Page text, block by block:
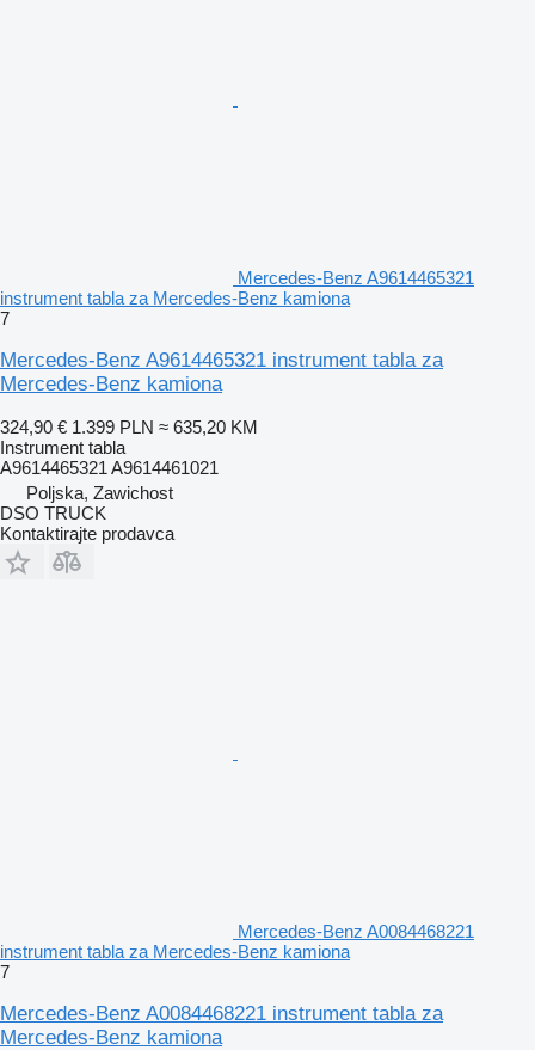
Mercedes-Benz A9614465321
instrument tabla za Mercedes-Benz kamiona
7
Mercedes-Benz A9614465321 instrument tabla za
Mercedes-Benz kamiona
324,90 € 1.399 PLN ≈ 635,20 KM
Instrument tabla
A9614465321 A9614461021
Poljska, Zawichost
DSO TRUCK
Kontaktirajte prodavca
Mercedes-Benz A0084468221
instrument tabla za Mercedes-Benz kamiona
7
Mercedes-Benz A0084468221 instrument tabla za
Mercedes-Benz kamiona